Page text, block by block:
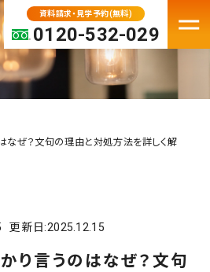
資料請求・見学予約(無料)
0120-532-029
京都の老人ホーム・介護施設
兵庫の老人ホーム・介護施設
なぜ？文句の理由と対処方法を詳しく解
更新日:2025.12.15
り言うのはなぜ？文句